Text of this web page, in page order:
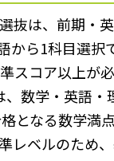
抜は、前期・
ら1科目選択
スコア以上が
数学・英語
となる数学
ベルのため